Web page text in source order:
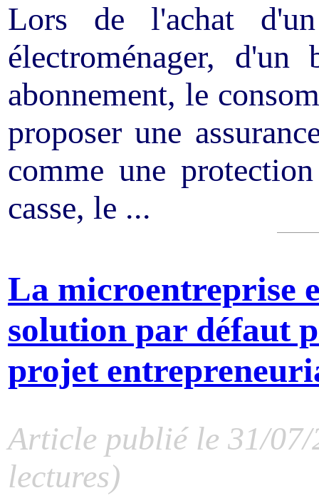
Lors de l'achat
électroménager,
abonnement, le
proposer une
comme une
casse, le ...
La microentreprise
solution par défaut
projet
Article publié le 31/
lectures)